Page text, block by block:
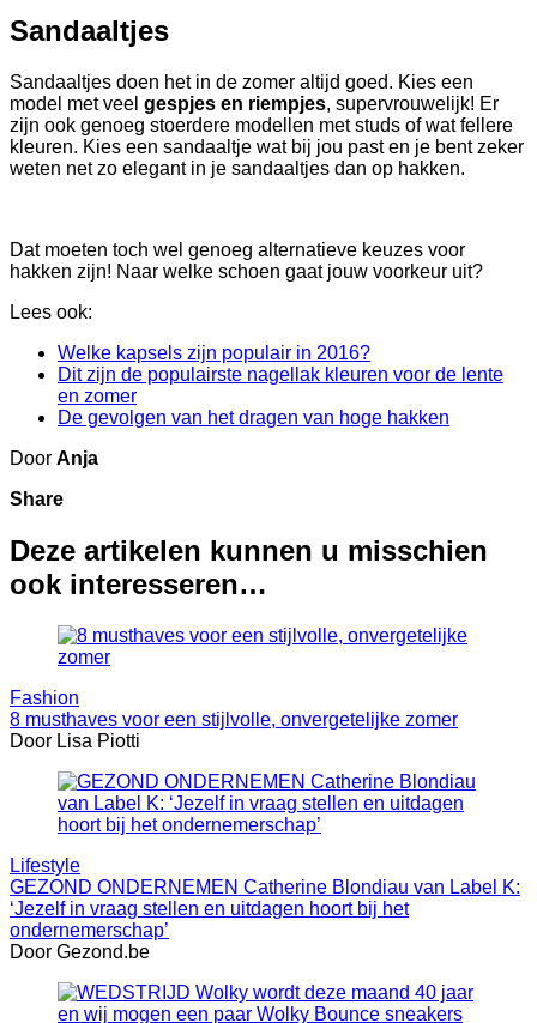
Sandaaltjes
Sandaaltjes doen het in de zomer altijd goed. Kies een
model met veel gespjes en riempjes, supervrouwelijk! Er
zijn ook genoeg stoerdere modellen met studs of wat fellere
kleuren. Kies een sandaaltje wat bij jou past en je bent zeker
weten net zo elegant in je sandaaltjes dan op hakken.
Dat moeten toch wel genoeg alternatieve keuzes voor
hakken zijn! Naar welke schoen gaat jouw voorkeur uit?
Lees ook:
Welke kapsels zijn populair in 2016?
Dit zijn de populairste nagellak kleuren voor de lente
en zomer
De gevolgen van het dragen van hoge hakken
Door Anja
Share
Deze artikelen kunnen u misschien
ook interesseren…
Fashion
8 musthaves voor een stijlvolle, onvergetelijke zomer
Door Lisa Piotti
Lifestyle
GEZOND ONDERNEMEN Catherine Blondiau van Label K:
‘Jezelf in vraag stellen en uitdagen hoort bij het
ondernemerschap’
Door Gezond.be